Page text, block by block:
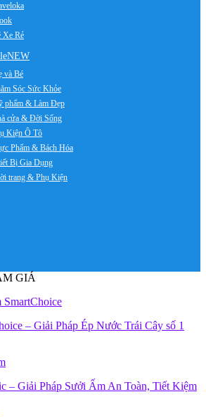
Xe Rẻ
NEW
và Bé
Sóc Sức Khỏe
phẩm & Làm Đẹp
cửa & Đời Sống
Kiện Ô Tô
Phẩm & Bách Hóa
Bị Gia Dụng
trang & Phụ Kiện
GIÁ
– Giải Pháp Ép Nước Trái Cây số 1
– Giải Pháp Sưởi Ấm An Toàn, Tiết Kiệm